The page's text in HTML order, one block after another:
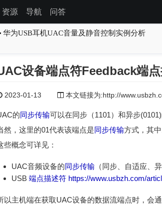
资源 导航 问答
华为USB耳机UAC音量及静音控制实例分析
设备端点符Feedback端
2023-01-13 本文链接为:http://
的同步传输可以在同步（1101）和异步
然，这里的01代表该端点是同步传输方式，其
些概念可详见：
UAC音频设备的同步传输（同步、自适应、
USB 端点描述符 https://www.usbzh.com/
以主机端在获取UAC设备的数据流端点时，会